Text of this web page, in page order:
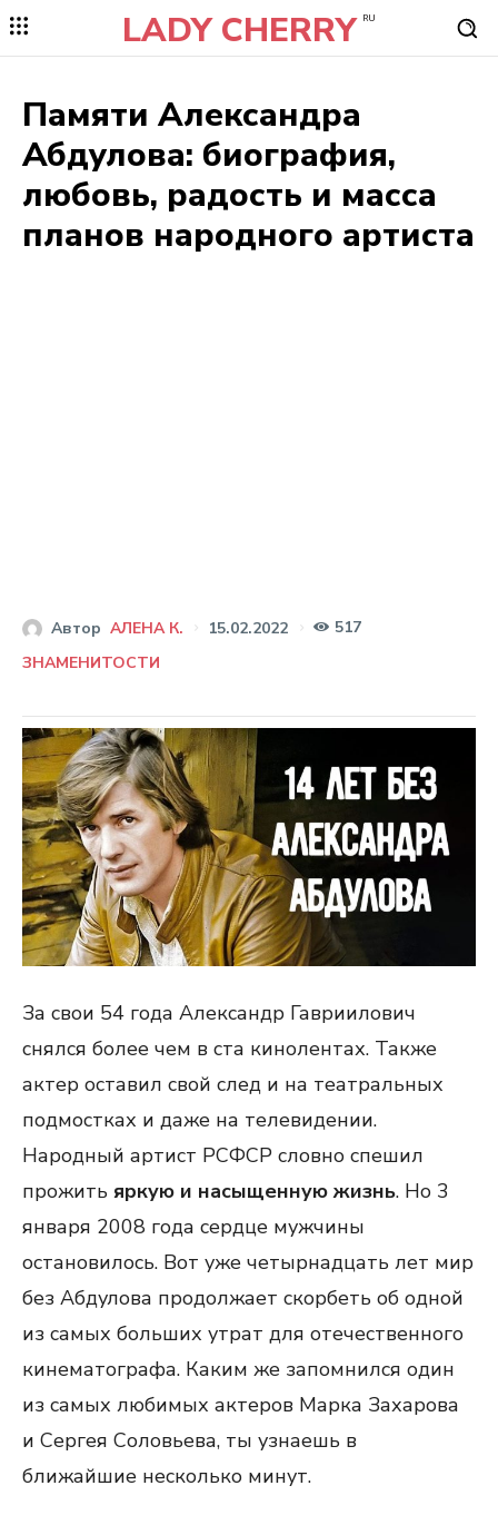
LADY CHERRY RU
Памяти Александра
Абдулова: биография,
любовь, радость и масса
планов народного артиста
Автор АЛЕНА К. 15.02.2022
517
ЗНАМЕНИТОСТИ
За свои 54 года Александр Гавриилович
снялся более чем в ста кинолентах. Также
актер оставил свой след и на театральных
подмостках и даже на телевидении.
Народный артист РСФСР словно спешил
прожить яркую и насыщенную жизнь. Но 3
января 2008 года сердце мужчины
остановилось. Вот уже четырнадцать лет мир
без Абдулова продолжает скорбеть об одной
из самых больших утрат для отечественного
кинематографа. Каким же запомнился один
из самых любимых актеров Марка Захарова
и Сергея Соловьева, ты узнаешь в
ближайшие несколько минут.